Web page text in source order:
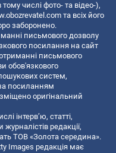
числі фото- та відео-),
та всіх його
заборонено.
письмового дозволу
посилання на сайт
письмового
обов'язкового
систем,
посиланням
оригінальний
інтерв’ю, статті,
редакції,
ТОВ «Золота середина».
Images редакція має